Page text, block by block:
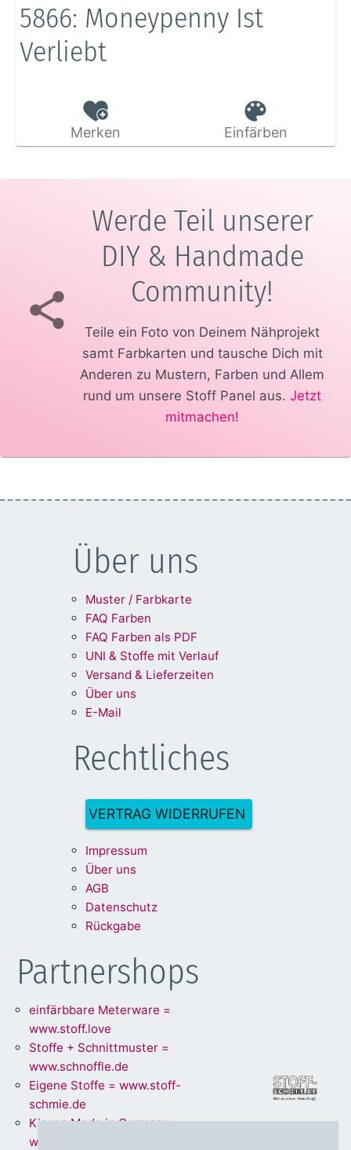
5866: Moneypenny Ist
Verliebt
Merken Einfärben
Werde Teil unserer
DIY & Handmade
Community!
Teile ein Foto von Deinem Nähprojekt
samt Farbkarten und tausche Dich mit
Anderen zu Mustern, Farben und Allem
rund um unsere Stoff Panel aus. Jetzt
mitmachen!
Über uns
Muster / Farbkarte
FAQ Farben
FAQ Farben als PDF
UNI & Stoffe mit Verlauf
Versand & Lieferzeiten
Über uns
E-Mail
Rechtliches
VERTRAG WIDERRUFEN
Impressum
Über uns
AGB
Datenschutz
Rückgabe
Partnershops
einfärbbare Meterware =
www.stoff.love
Stoffe + Schnittmuster =
www.schnoffle.de
Eigene Stoffe = www.stoff-
schmie.de
Kissen Made in Germany =
www.kissen.love